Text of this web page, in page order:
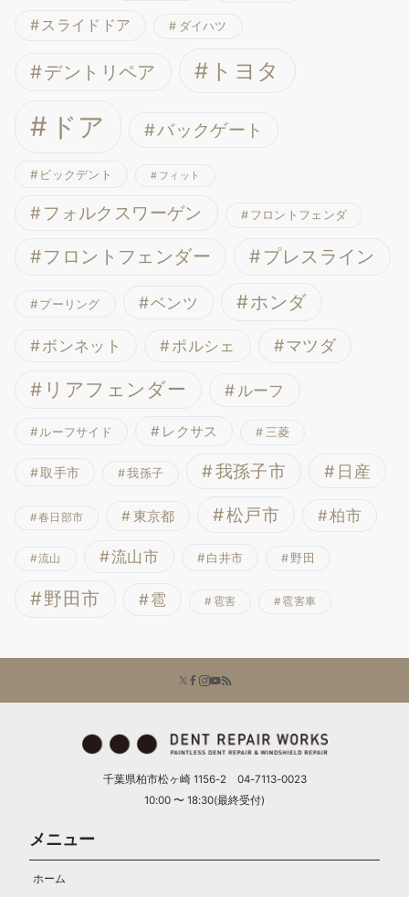
スライドドア ダイハツ
デントリペア トヨタ
ドア バックゲート
ビックデント フィット
フォルクスワーゲン フロントフェンダ
フロントフェンダー プレスライン
プーリング ベンツ ホンダ
ボンネット ポルシェ マツダ
リアフェンダー ルーフ
ルーフサイド レクサス 三菱
取手市 我孫子 我孫子市 日産
春日部市 東京都 松戸市 柏市
流山 流山市 白井市 野田
野田市 雹 雹害 雹害車
千葉県柏市松ヶ崎 1156-2 04-7113-0023
10:00 〜 18:30(最終受付)
メニュー
ホーム